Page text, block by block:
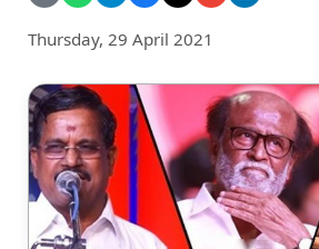
Thursday, 29 April 2021